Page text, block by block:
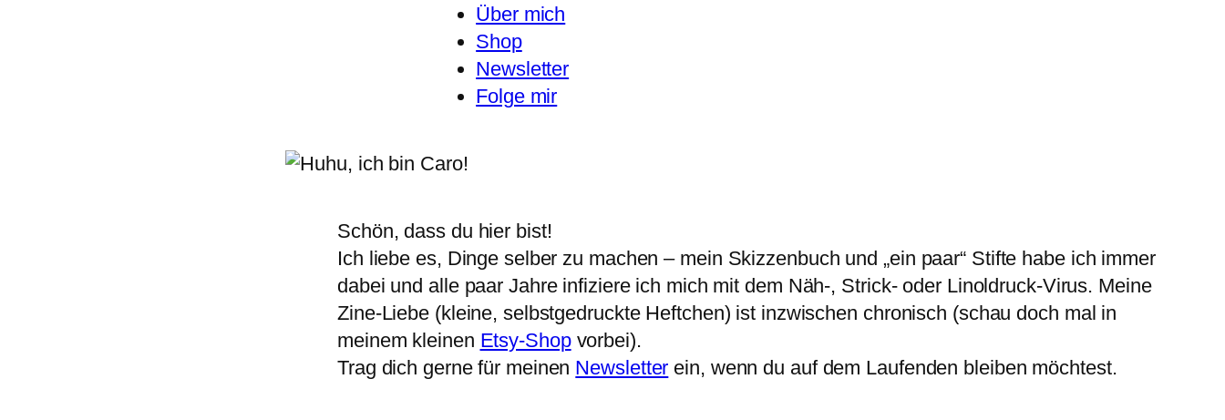
Über mich
Shop
Newsletter
Folge mir
Schön, dass du hier bist!
Ich liebe es, Dinge selber zu machen – mein Skizzenbuch und „ein paar“ Stifte habe ich immer
dabei und alle paar Jahre infiziere ich mich mit dem Näh-, Strick- oder Linoldruck-Virus. Meine
Zine-Liebe (kleine, selbstgedruckte Heftchen) ist inzwischen chronisch (schau doch mal in
meinem kleinen Etsy-Shopvorbei).
Trag dich gerne für meinen Newsletter ein, wenn du auf dem Laufenden bleiben möchtest.